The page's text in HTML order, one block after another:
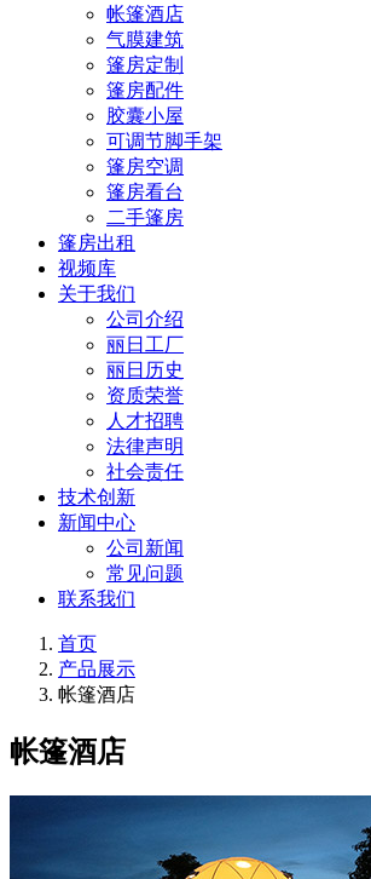
帐篷酒店
气膜建筑
篷房定制
篷房配件
胶囊小屋
可调节脚手架
篷房空调
篷房看台
二手篷房
篷房出租
视频库
关于我们
公司介绍
丽日工厂
丽日历史
资质荣誉
人才招聘
法律声明
社会责任
技术创新
新闻中心
公司新闻
常见问题
联系我们
首页
产品展示
帐篷酒店
帐篷酒店